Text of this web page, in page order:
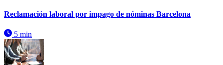
Reclamación laboral por impago de nóminas Barcelona
5 min